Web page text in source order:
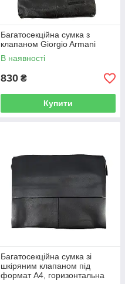
Багатосекційна сумка з
клапаном Giorgio Armani
В наявності
830 ₴
Купити
Багатосекційна сумка зі
шкіряним клапаном під
формат А4, горизонтальна